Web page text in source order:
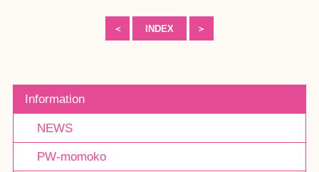
＜ INDEX ＞
Information
NEWS
PW-momoko